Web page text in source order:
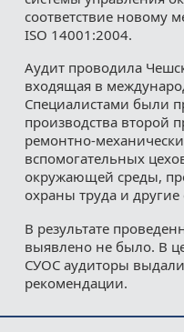
соответствие новому
ISO 14001:2004.
Аудит проводила
входящая в
Специалистами были
производства
ремонтно-
вспомогательных
окружающей среды,
охраны труда и
В результате
выявлено не было. В
СУОС аудиторы
рекомендации.